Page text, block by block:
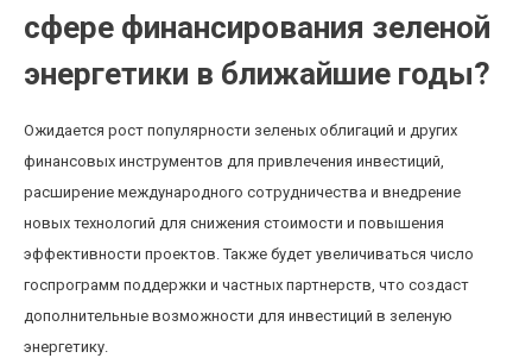
сфере финансирования зеленой
энергетики в ближайшие годы?
Ожидается рост популярности зеленых облигаций и других
финансовых инструментов для привлечения инвестиций,
расширение международного сотрудничества и внедрение
новых технологий для снижения стоимости и повышения
эффективности проектов. Также будет увеличиваться число
госпрограмм поддержки и частных партнерств, что создаст
дополнительные возможности для инвестиций в зеленую
энергетику.